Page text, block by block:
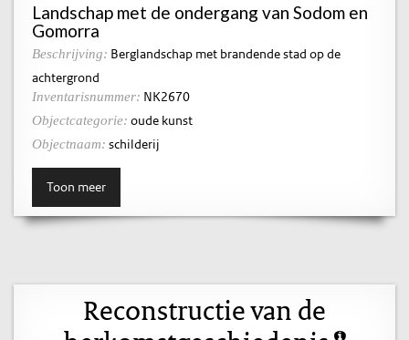
Landschap met de ondergang van Sodom en
Gomorra
Beschrijving: Berglandschap met brandende stad op de
achtergrond
Inventarisnummer: NK2670
Objectcategorie: oude kunst
Objectnaam: schilderij
Toon meer
Reconstructie van de